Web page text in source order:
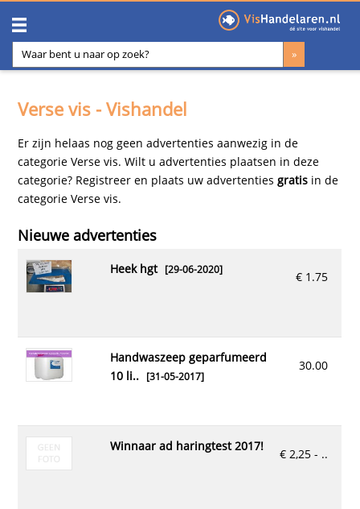
Verse vis - Vishandel
Er zijn helaas nog geen advertenties aanwezig in de
categorie Verse vis. Wilt u advertenties plaatsen in deze
categorie? Registreer en plaats uw advertentiesgratis in de
categorie Verse vis.
Nieuwe advertenties
€ 1.75
heek hgt[29-06-2020]
30.00
handwaszeep geparfumeerd
10 li..[31-05-2017]
€ 2,25 - ..
winnaar ad haringtest 2017!